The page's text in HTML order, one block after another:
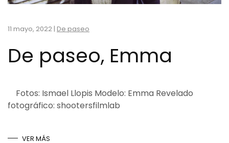
11 mayo, 2022 | De paseo
De paseo, Emma
Fotos: Ismael Llopis Modelo: Emma Revelado
fotográfico: shootersfilmlab
VER MÁS